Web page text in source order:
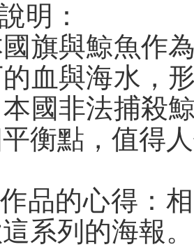
明：
旗與鯨魚作
的血與海水，
國非法捕殺
衡點，值得
品的心得：
系列的海報。